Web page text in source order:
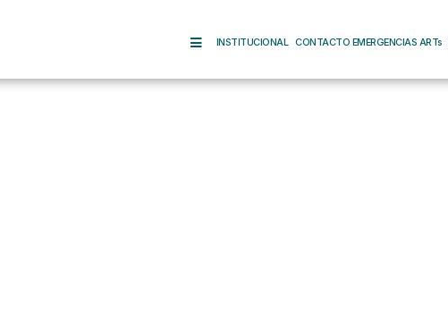
INSTITUCIONAL CONTACTO EMERGENCIAS ARTs